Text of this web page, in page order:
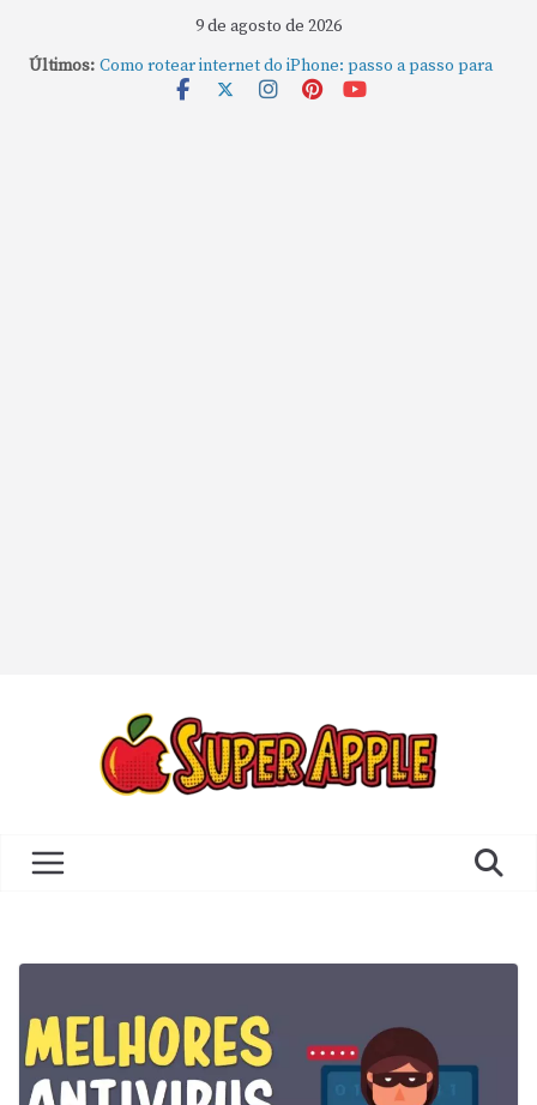
9 de agosto de 2026
Últimos: Como rotear internet do iPhone: passo a passo para
compartilhar a conexão